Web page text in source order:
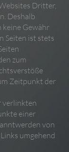
Dritter,
Deshalb
keine Gewähr
Seiten ist stets
zum
Zeitpunkt der
verlinkten
einer
von
umgehend